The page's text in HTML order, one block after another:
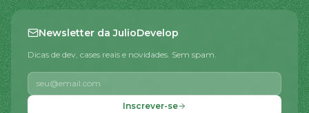
Newsletter da JulioDevelop
Dicas de dev, cases reais e novidades. Sem spam.
Inscrever-se